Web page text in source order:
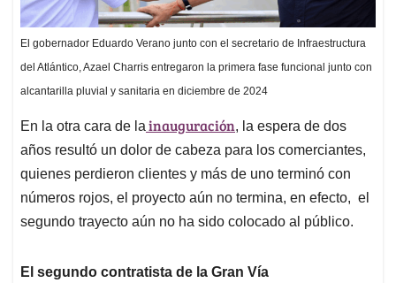
El gobernador Eduardo Verano junto con el secretario de Infraestructura
del Atlántico, Azael Charris entregaron la primera fase funcional junto con
alcantarilla pluvial y sanitaria en diciembre de 2024
En la otra cara de la inauguración, la espera de dos
años resultó un dolor de cabeza para los comerciantes,
quienes perdieron clientes y más de uno terminó con
números rojos, el proyecto aún no termina, en efecto, el
segundo trayecto aún no ha sido colocado al público.
El segundo contratista de la Gran Vía